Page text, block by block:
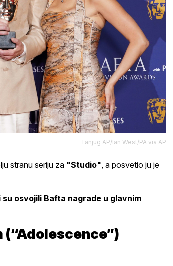
Tanjug AP/Ian West/PA via AP
stranu seriju za "Studio", a posvetio ju je
su osvojili Bafta nagrade u glavnim
(“Adolescence”)